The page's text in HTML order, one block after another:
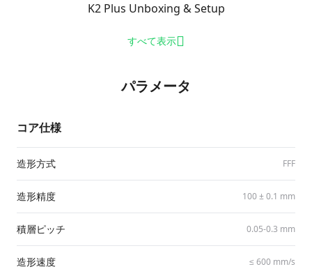
K2 Plus Unboxing & Setup
すべて表示
パラメータ
コア仕様
造形方式 FFF
造形精度 100 ± 0.1 mm
積層ピッチ 0.05-0.3 mm
造形速度 ≤ 600 mm/​s